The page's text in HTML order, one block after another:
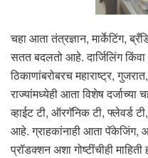
चहा आता तंत्रज्ञान, मार्केटिंग,
सतत बदलतो आहे. दार्जिलिंग
ठिकाणांबरोबरच महाराष्ट्र,
राज्यांमध्येही आता विशेष दर्जाच्या
व्हाईट टी, ऑरगॅनिक टी, फ्लेवर्ड
आहे. ग्राहकांनाही आता पॅकेजिंग,
प्रॉडक्शन अशा गोष्टींचीही